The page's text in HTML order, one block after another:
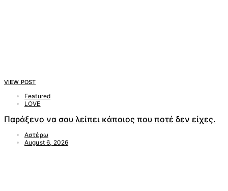
VIEW POST
Featured
LOVE
Παράξενο να σου λείπει κάποιος που ποτέ δεν είχες.
Αστέρω
August 6, 2026